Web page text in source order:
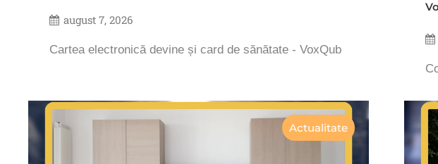
august 7, 2026
Cartea electronică devine și card de sănătate - VoxQub
Actualitate